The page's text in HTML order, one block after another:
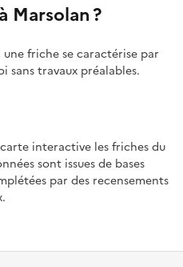
Marsolan ?
friche se caractérise par
sans travaux préalables.
interactive les friches du
sont issues de bases
par des recensements